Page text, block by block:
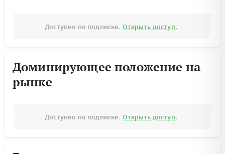
Доступно по подписке. Открыть доступ.
Доминирующее положение на
рынке
Доступно по подписке. Открыть доступ.